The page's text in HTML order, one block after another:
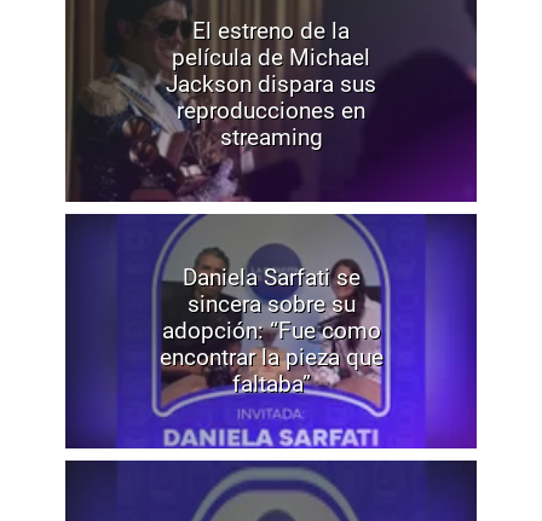
El estreno de la
película de Michael
Jackson dispara sus
reproducciones en
streaming
Daniela Sarfati se
sincera sobre su
adopción: “Fue como
encontrar la pieza que
faltaba”